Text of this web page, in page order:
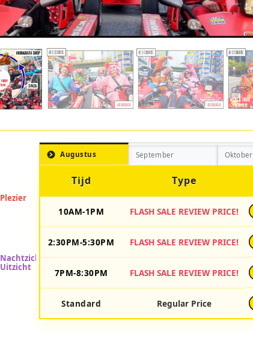
Augustus September Oktober
Tijd Type
10AM-1PM FLASH SALE REVIEW PRICE!
2:30PM-5:30PM FLASH SALE REVIEW PRICE!
7PM-8:30PM FLASH SALE REVIEW PRICE!
Standard Regular Price